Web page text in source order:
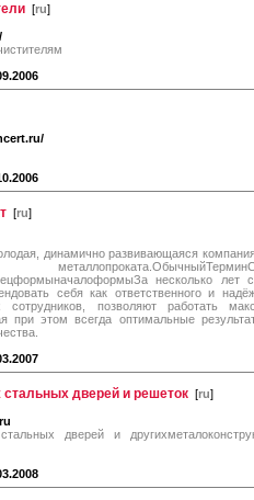
[ru]
[ru]
динамично развивающаяся
несколько лет
себя как ответственного и
сотрудников, позволяют работать
при этом всегда оптимальные
дверей и решеток [ru]
дверей и